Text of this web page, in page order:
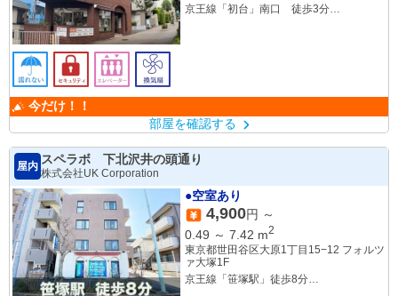
京王線「初台」南口 徒歩3分
今だけ！！
部屋を確認する
屋内
スペラボ 下北沢井の頭通り
株式会社UK Corporation
●空室あり
4,900円 ～
0.49 ～ 7.42 m2
東京都世田谷区大原1丁目15−12 フォルツ
ァ大塚1F
京王線「笹塚駅」徒歩8分